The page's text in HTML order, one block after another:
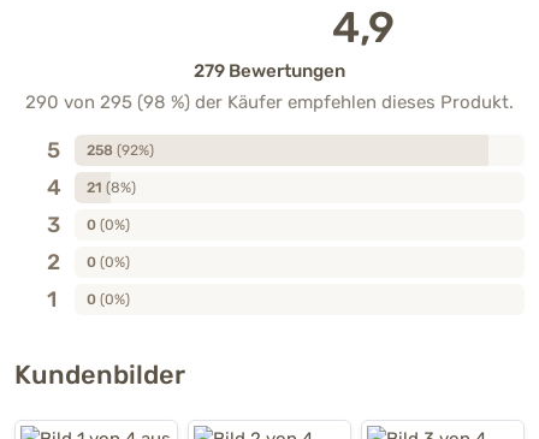
4,9
279 Bewertungen
290 von 295 (98 %) der Käufer empfehlen dieses Produkt.
5 258 (92%)
4 21 (8%)
3 0 (0%)
2 0 (0%)
1 0 (0%)
Kundenbilder